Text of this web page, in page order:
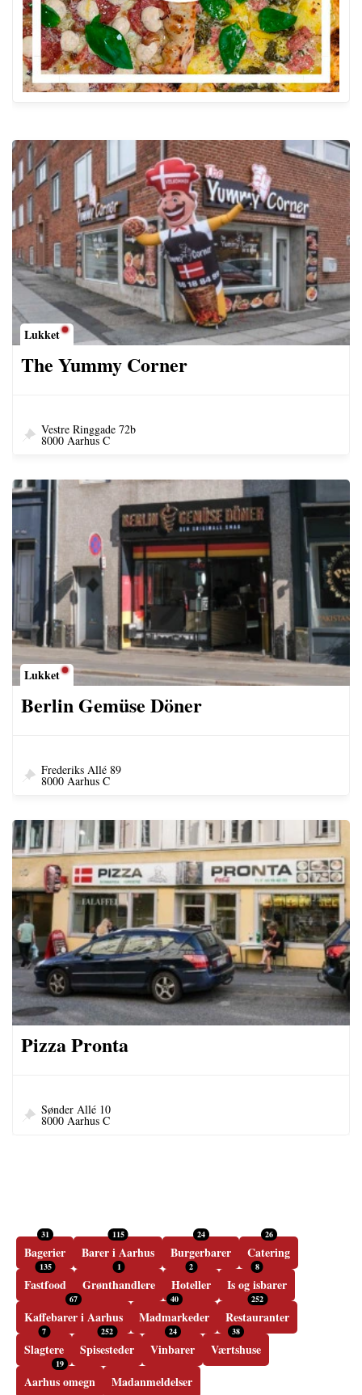
Lukket
The Yummy Corner
Vestre Ringgade 72b
8000 Aarhus C
Lukket
Berlin Gemüse Döner
Frederiks Allé 89
8000 Aarhus C
Pizza Pronta
Sønder Allé 10
8000 Aarhus C
Bagerier
31
Barer i Aarhus
115
Burgerbarer
24
Catering
26
Fastfood
135
Grønthandlere
1
Hoteller
2
Is og isbarer
8
Kaffebarer i Aarhus
67
Madmarkeder
40
Restauranter
252
Slagtere
7
Spisesteder
252
Vinbarer
24
Værtshuse
38
Aarhus omegn
19
Madanmeldelser